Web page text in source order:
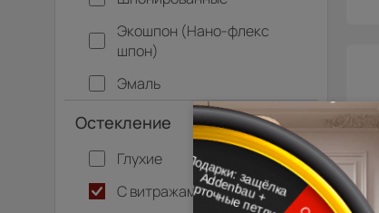
Экошпон (Нано-флекс
шпон)
Эмаль
Остекление
Глухие
С витражами